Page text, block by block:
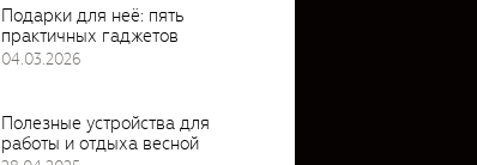
Подарки для неё: пять
практичных гаджетов
04.03.2026
Полезные устройства для
работы и отдыха весной